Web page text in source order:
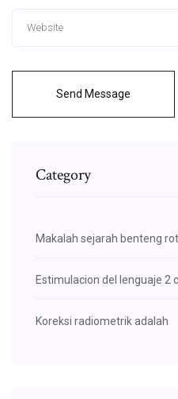
Send Message
Category
Makalah sejarah benteng
Estimulacion del lenguaje 2
Koreksi radiometrik adalah